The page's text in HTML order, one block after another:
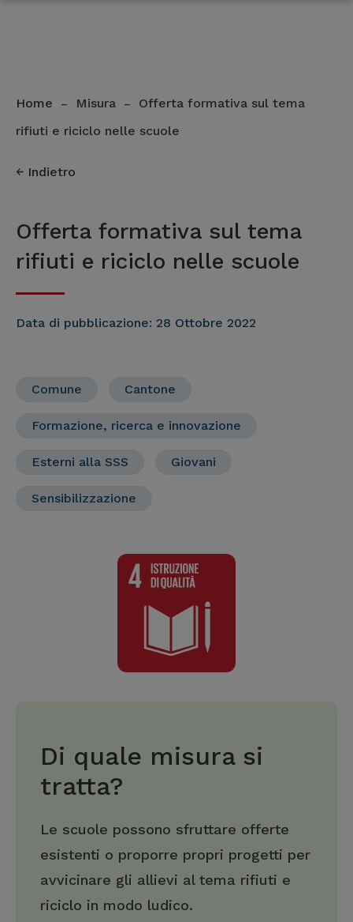
Home – Misura –
Offerta formativa sul tema
rifiuti e riciclo nelle scuole
Indietro
Offerta formativa sul tema
rifiuti e riciclo nelle scuole
Data di pubblicazione: 28 Ottobre 2022
Comune Cantone
Formazione, ricerca e innovazione
Esterni alla SSS Giovani
Sensibilizzazione
Di quale misura si
tratta?
Le scuole possono sfruttare offerte
esistenti o proporre propri progetti per
avvicinare gli allievi al tema rifiuti e
riciclo in modo ludico.